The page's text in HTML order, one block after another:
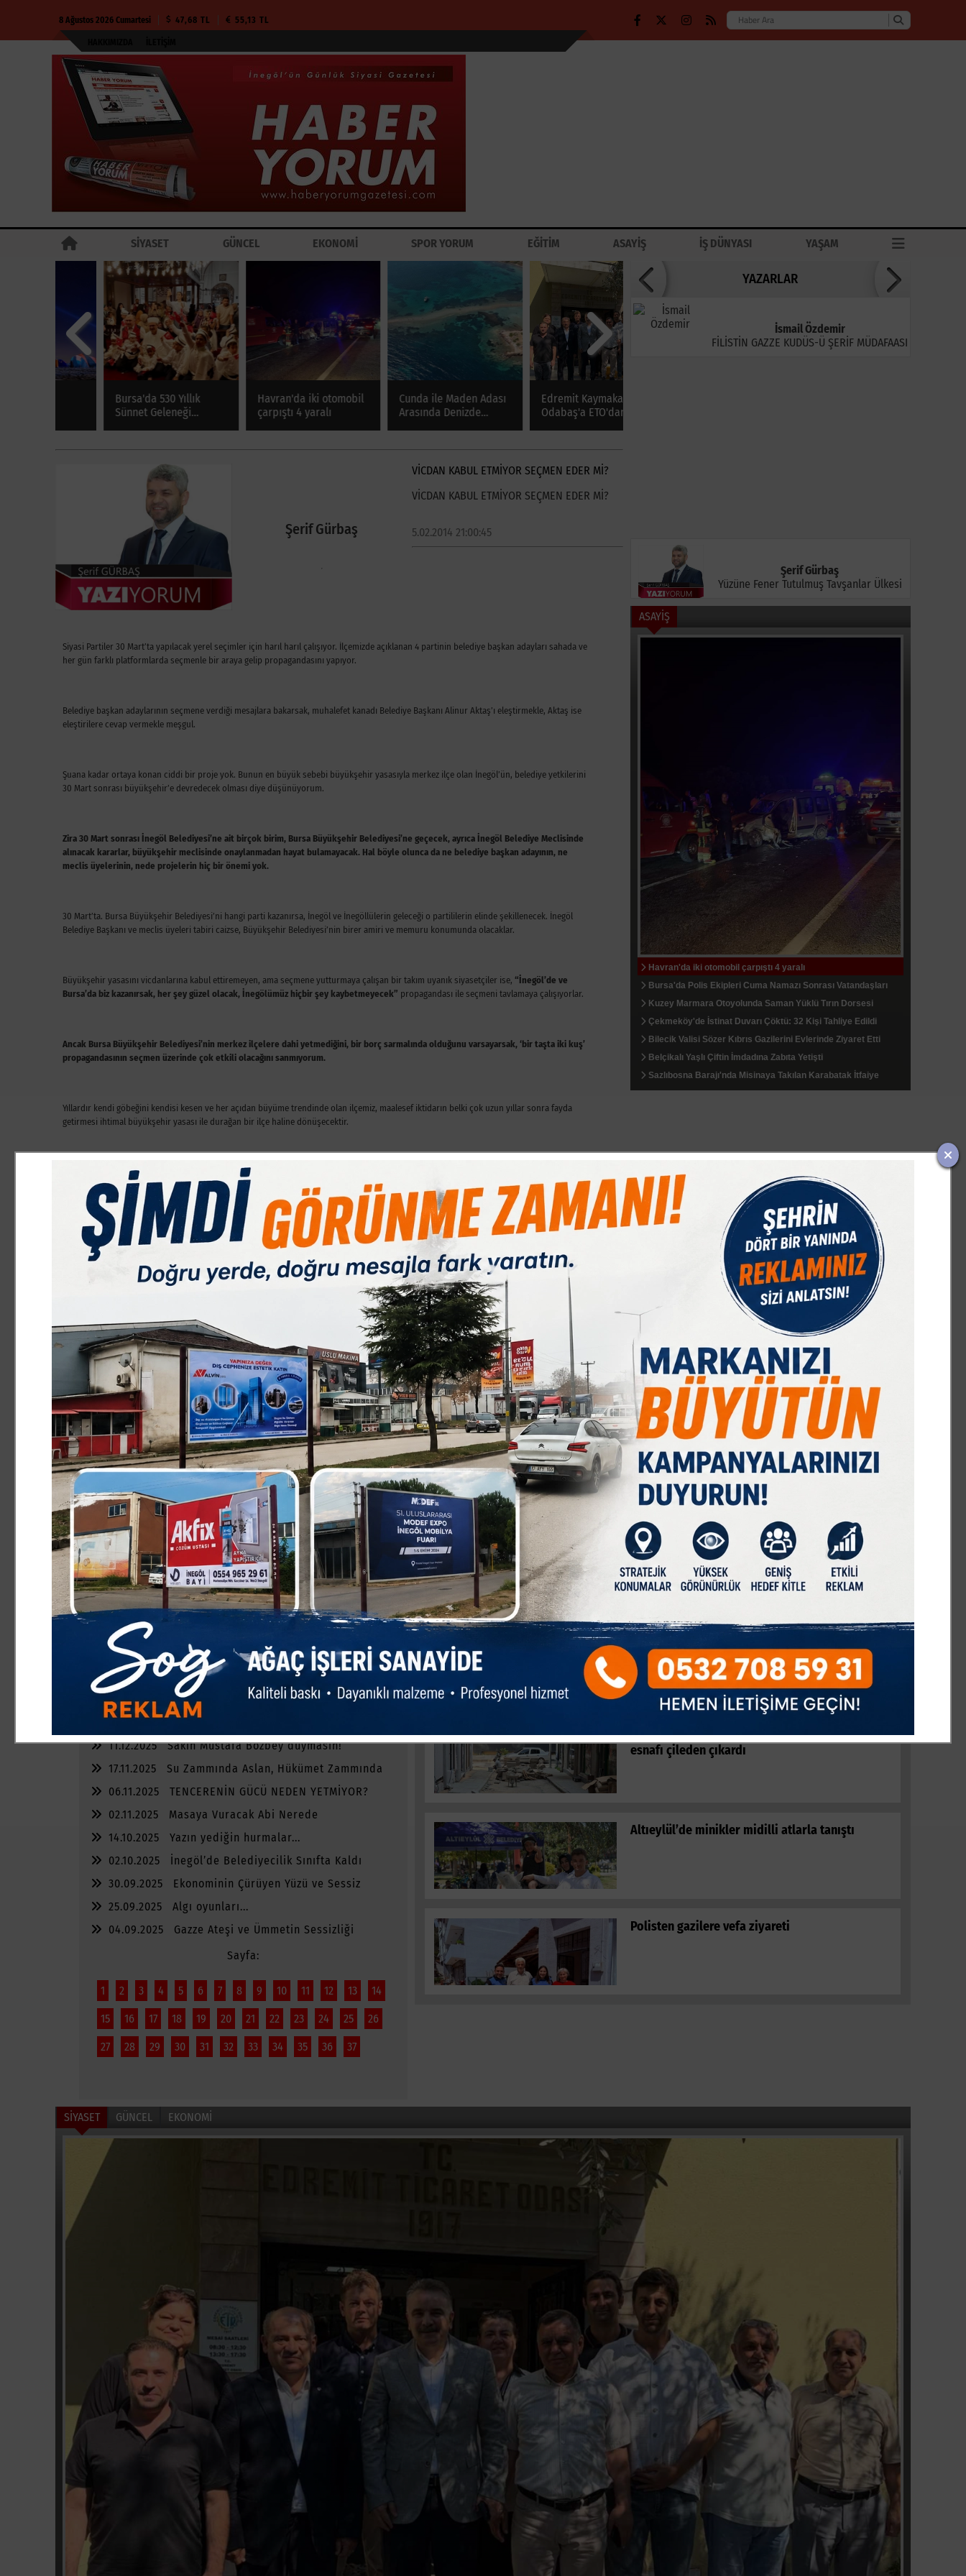
8 Ağustos 2026 Cumartesi 47,68 TL 55,13 TL
SİYASET GÜNCEL EKONOMİ SPOR YORUM EĞİTİM ASAYİŞ İŞ DÜNYASI YAŞAM
Bursa'da 530 Yıllık
Sünnet Geleneği
Havran'da iki otomobil
çarpıştı 4 yaralı
Cunda ile Maden Adası
Arasında Denizde
Edremit Kaymakamı
Odabaş'a ETO'dan Veda
Şerif Gürbaş
VİCDAN KABUL ETMİYOR SEÇMEN EDER Mİ?
VİCDAN KABUL ETMİYOR SEÇMEN EDER Mİ?
5.02.2014 21:00:45
Siyasi Partiler 30 Mart’ta yapılacak yerel seçimler için harıl harıl çalışıyor. İlçemizde açıklanan 4 partinin belediye başkan adayları sahada ve
her gün farklı platformlarda seçmenle bir araya gelip propagandasını yapıyor.
Belediye başkan adaylarının seçmene verdiği mesajlara bakarsak, muhalefet kanadı Belediye Başkanı Alinur Aktaş’ı eleştirmekle, Aktaş ise
eleştirilere cevap vermekle meşgul.
Şuana kadar ortaya konan ciddi bir proje yok. Bunun en büyük sebebi büyükşehir yasasıyla merkez ilçe olan İnegöl’ün, belediye yetkilerini
30 Mart sonrası büyükşehir’e devredecek olması diye düşünüyorum.
Zira 30 Mart sonrası İnegöl Belediyesi’ne ait birçok birim, Bursa Büyükşehir Belediyesi’ne geçecek, ayrıca İnegöl Belediye Meclisinde
alınacak kararlar, büyükşehir meclisinde onaylanmadan hayat bulamayacak. Hal böyle olunca da ne belediye başkan adayının, ne
meclis üyelerinin, nede projelerin hiç bir önemi yok.
30 Mart’ta. Bursa Büyükşehir Belediyesi’ni hangi parti kazanırsa, İnegöl ve İnegöllülerin geleceği o partililerin elinde şekillenecek. İnegöl
Belediye Başkanı ve meclis üyeleri tabiri caizse, Büyükşehir Belediyesi’nin birer amiri ve memuru konumunda olacaklar.
Büyükşehir yasasını vicdanlarına kabul ettiremeyen, ama seçmene yutturmaya çalışan bir takım uyanık siyasetçiler ise, “İnegöl’de ve
Bursa’da biz kazanırsak, her şey güzel olacak, İnegölümüz hiçbir şey kaybetmeyecek” propagandası ile seçmeni tavlamaya çalışıyorlar.
Ancak Bursa Büyükşehir Belediyesi’nin merkez ilçelere dahi yetmediğini, bir borç sarmalında olduğunu varsayarsak, ‘bir taşta iki kuş’
propagandasının seçmen üzerinde çok etkili olacağını sanmıyorum.
Yıllardır kendi göbeğini kendisi kesen ve her açıdan büyüme trendinde olan ilçemiz, maalesef iktidarın belki çok uzun yıllar sonra fayda
getirmesi ihtimal büyükşehir yasası ile durağan bir ilçe haline dönüşecektir.
İnegöl’de yaşayanların yaşanacak bu durağanlıktan şikâyet etmeye, ya da dövünmeye hakları asla yoktur. Zira İnegöl’deki tüm yerel
gazeteler ve gazeteciler, büyükşehir yasasıyla ilgili kaygıları defaatle yazmışlar ve STK’ları harekete geçirmek için uyarmışlardır.
Ama ota çöpe maydanoz olan STK’lar, tüm uyarı ve ikazlara rağmen, süreci sessiz sedasız geçiştirmeyi tercih etmişlerdir.
30 Mart sonrası hangi STK yöneticisi, büyükşehirden şikâyetçi olursa ve bunu gazeteler aracılığı ile duyurmaya kalkarsa, emin olun
SİYASET GÜNCEL EKONOMİ
24.06.2026
Yüzüne Fener Tutulmuş Tavşanlar Ülkesi
04.02.2026
Bu şehir, sağduyuyu hak ediyor
07.01.2026
Boğazova’da Af Tartışması ve Asıl Sorun
28.12.2025
Yeni Yıldan Beklentim
19.12.2025
Çivisi Çıkan Gündem
16.12.2025
Olumsuz Haber Basına mı, Yönetime mi
Yazar?
11.12.2025
Sakın Mustafa Bozbey duymasın!
17.11.2025
Su Zammında Aslan, Hükümet Zammında
06.11.2025
TENCERENİN GÜCÜ NEDEN YETMİYOR?
02.11.2025
Masaya Vuracak Abi Nerede
14.10.2025
Yazın yediğin hurmalar...
02.10.2025
İnegöl’de Belediyecilik Sınıfta Kaldı
30.09.2025
Ekonominin Çürüyen Yüzü ve Sessiz
25.09.2025
Algı oyunları...
04.09.2025
Gazze Ateşi ve Ümmetin Sessizliği
Sayfa:
1 2 3 4 5 6 7 8 9 10 11 12 13 14
15 16 17 18 19 20 21 22 23 24 25 26
27 28 29 30 31 32 33 34 35 36 37
HABERDE İNSAN
Kazım Baykal vefatının 33.yıl dönümünde
mezarı başında anıldı
Bilecik’te 1 haftadır bitmeyen kaldırım yapımı
esnafı çileden çıkardı
Altıeylül’de minikler midilli atlarla tanıştı
Polisten gazilere vefa ziyareti
YAZARLAR
İsmail Özdemir
FİLİSTİN GAZZE KUDÜS-Ü ŞERİF MÜDAFAASI
Şerif Gürbaş
Yüzüne Fener Tutulmuş Tavşanlar Ülkesi
ASAYİŞ
Havran'da iki otomobil çarpıştı 4 yaralı
Bursa'da Polis Ekipleri Cuma Namazı Sonrası Vatandaşları
Bilgilendirdi
Kuzey Marmara Otoyolunda Saman Yüklü Tırın Dorsesi
Alevlere Teslim Oldu
Çekmeköy'de İstinat Duvarı Çöktü: 32 Kişi Tahliye Edildi
Bilecik Valisi Sözer Kıbrıs Gazilerini Evlerinde Ziyaret Etti
Belçikalı Yaşlı Çiftin İmdadına Zabıta Yetişti
Sazlıbosna Barajı'nda Misinaya Takılan Karabatak İtfaiye
Ekiplerince Kurtarıldı